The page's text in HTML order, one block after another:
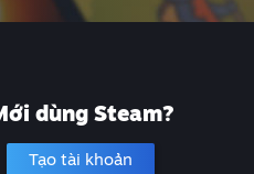
dùng Steam?
Tạo tài khoản